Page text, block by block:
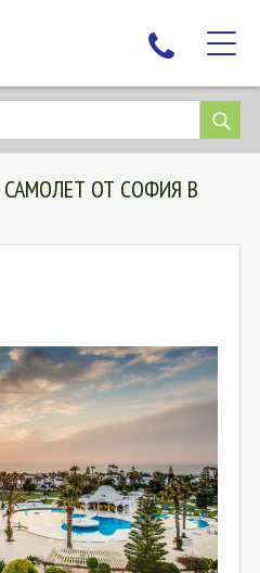
ОТ СОФИЯ В